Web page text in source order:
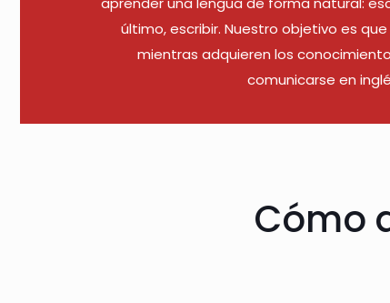
último, escribir. Nuestro objetivo es
mientras adquieren los
comunicarse en
Cómo